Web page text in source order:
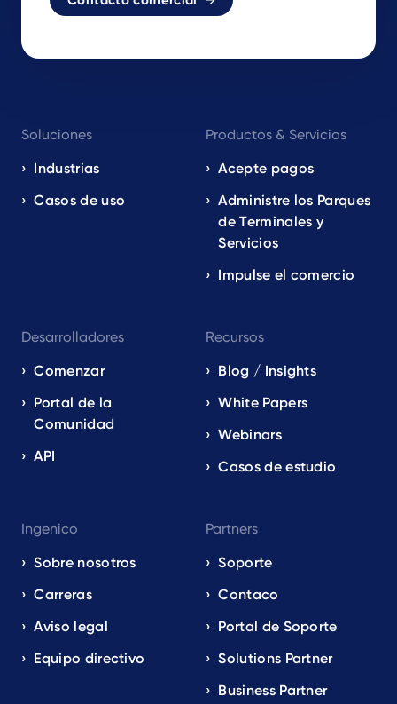
navigation
EN
Soluciones
Industrias
Casos de uso
Productos & Servicios
Acepte pagos
Administre los Parques
de Terminales y
Servicios
Impulse el comercio
Desarrolladores
Comenzar
Portal de la
Comunidad
API
Recursos
Blog / Insights
White Papers
Webinars
Casos de estudio
Ingenico
Sobre nosotros
Carreras
Aviso legal
Equipo directivo
Partners
Soporte
Contaco
Portal de Soporte
Solutions Partner
Business Partner